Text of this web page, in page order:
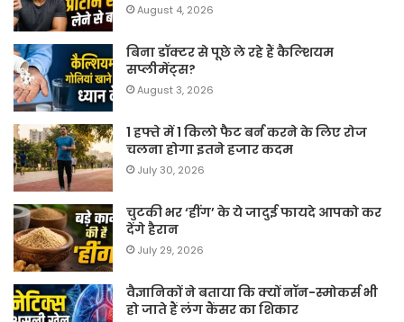
August 4, 2026
बिना डॉक्टर से पूछे ले रहे हैं कैल्शियम
सप्लीमेंट्स?
August 3, 2026
1 हफ्ते में 1 किलो फैट बर्न करने के लिए रोज
चलना होगा इतने हजार कदम
July 30, 2026
चुटकी भर ‘हींग’ के ये जादुई फायदे आपको कर
देंगे हैरान
July 29, 2026
वैज्ञानिकों ने बताया कि क्यों नॉन-स्मोकर्स भी
हो जाते हैं लंग कैंसर का शिकार